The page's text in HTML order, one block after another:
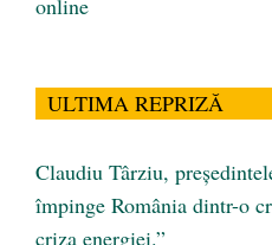
online
ULTIMA REPRIZĂ
Claudiu Târziu,
împinge România dintr-o
criza energiei.”